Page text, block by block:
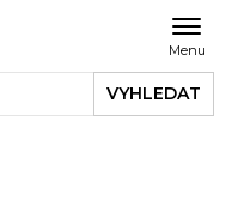
Menu
VYHLEDAT